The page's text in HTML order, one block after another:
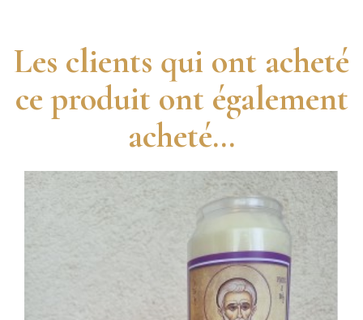
Les clients qui ont acheté
ce produit ont également
acheté...